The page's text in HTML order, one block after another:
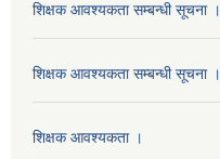
शिक्षक आवश्यकता सम्बन्धी सूचना ।
शिक्षक आवश्यकता सम्बन्धी सूचना ।
शिक्षक आवश्यकता ।